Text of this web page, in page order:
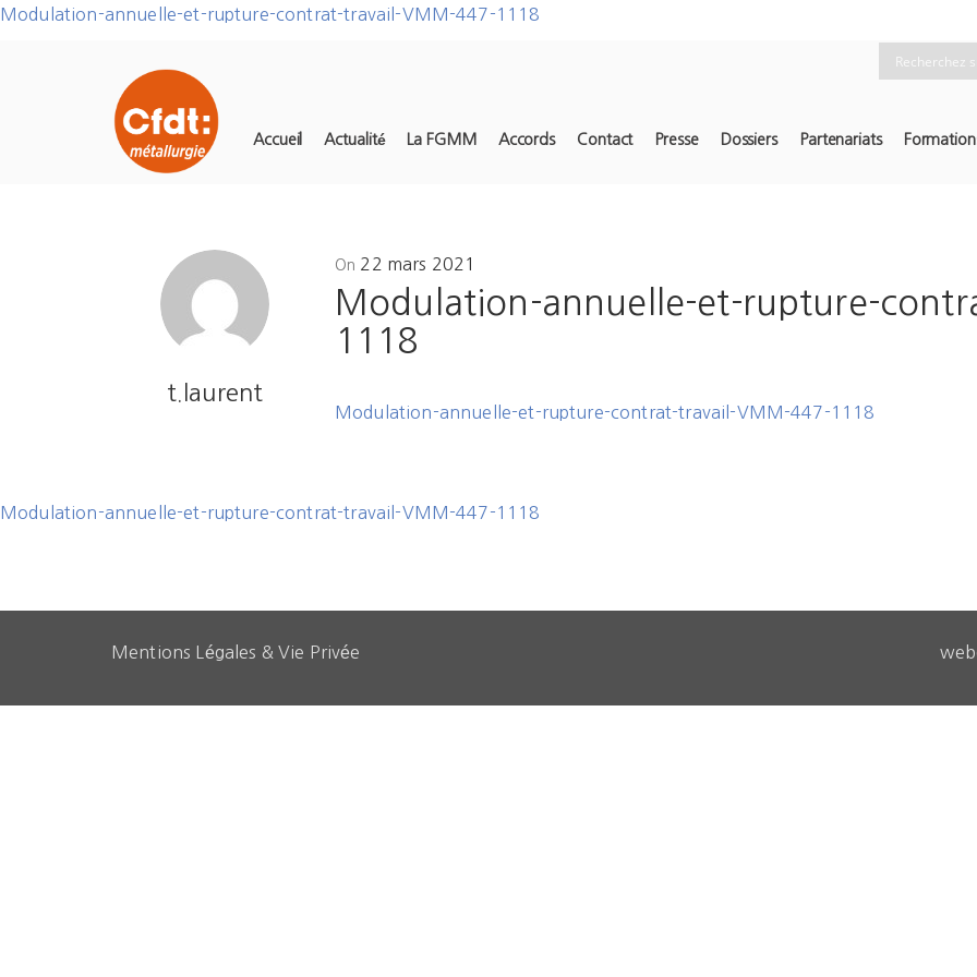
Modulation-annuelle-et-rupture-contrat-travail-VMM-447-1118
Accueil Actualité La FGMM Accords Contact Presse Dossiers Partenariats
t.laurent
On Posted
on
22 mars 2021
Modulation-annuelle-et-rupture-
1118
Modulation-annuelle-et-rupture-contrat-travail-VMM-447-1118
Modulation-annuelle-et-rupture-contrat-travail-VMM-447-1118
Mentions Légales & Vie Privée